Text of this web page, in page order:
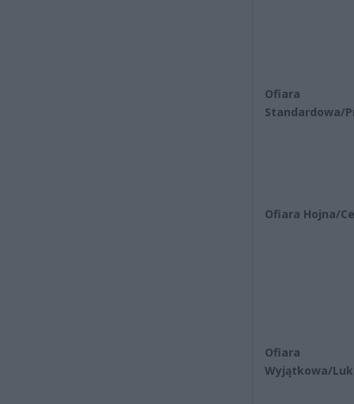
Ofiara
Standardowa/
Ofiara Hojna/
Ofiara
Wyjątkowa/